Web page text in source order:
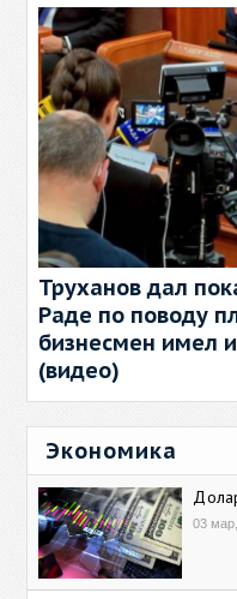
Труханов дал
Раде по поводу
бизнесмен имел
(видео)
Экономика
03